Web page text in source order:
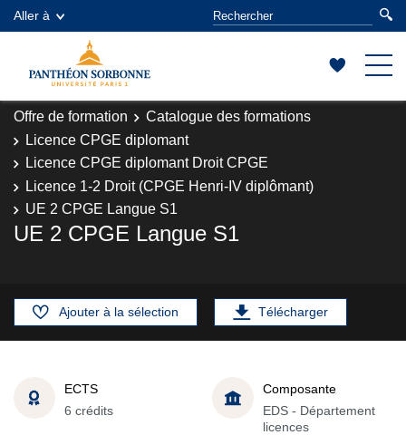
Aller à
Offre de formation
Catalogue des formations
Licence CPGE diplomant
Licence CPGE diplomant Droit CPGE
Licence 1-2 Droit (CPGE Henri-IV diplômant)
UE 2 CPGE Langue S1
UE 2 CPGE Langue S1
Ajouter à la sélection Télécharger
ECTS
6 crédits
Composante
EDS - Département
licences